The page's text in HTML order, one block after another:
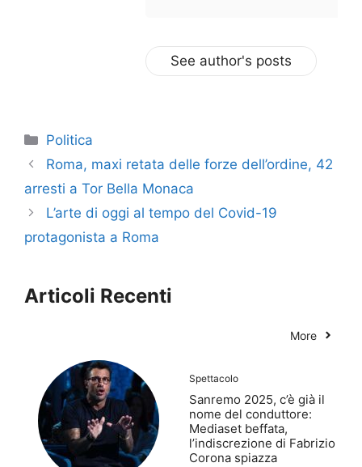
See author's posts
Categorie
Politica
Roma, maxi retata delle forze dell’ordine, 42
arresti a Tor Bella Monaca
L’arte di oggi al tempo del Covid-19
protagonista a Roma
Articoli Recenti
More
Spettacolo
Sanremo 2025, c’è già il
nome del conduttore:
Mediaset beffata,
l’indiscrezione di Fabrizio
Corona spiazza